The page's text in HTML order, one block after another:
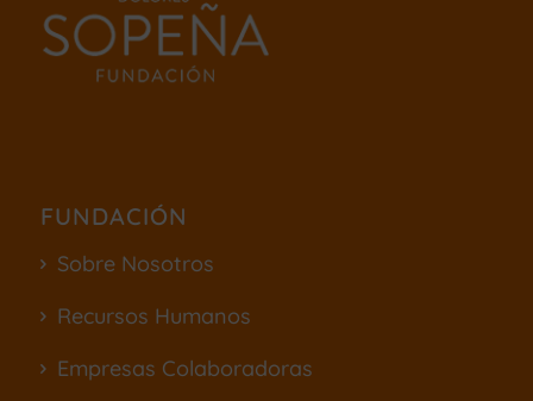
FUNDACIÓN
Sobre Nosotros
Recursos Humanos
Empresas Colaboradoras